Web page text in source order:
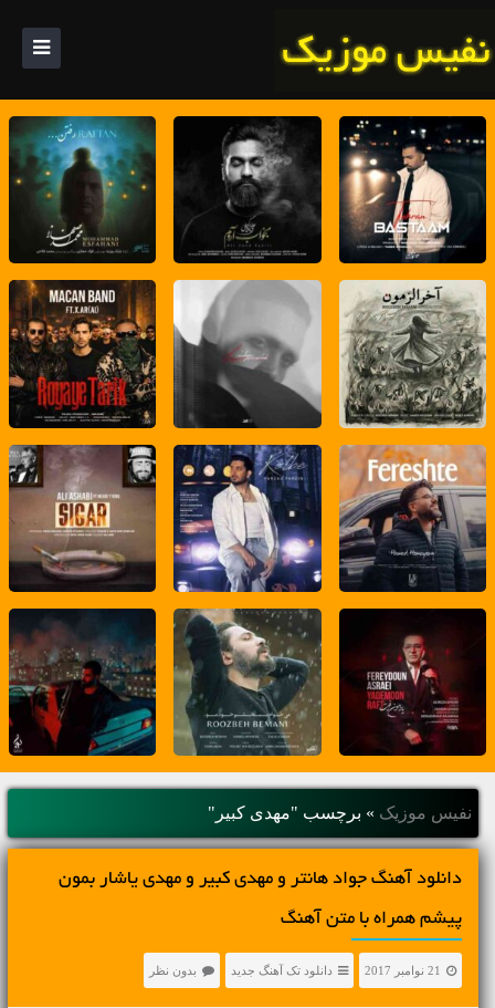
نفیس موزیک » برچسب "مهدی کبیر"
دانلود آهنگ جواد هانتر و مهدی کبیر و مهدی یاشار بمون
پیشم همراه با متن آهنگ
21 نوامبر 2017 دانلود تک آهنگ جدید بدون نظر